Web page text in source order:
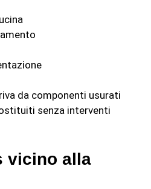
da componenti usurati
senza interventi
vicino alla